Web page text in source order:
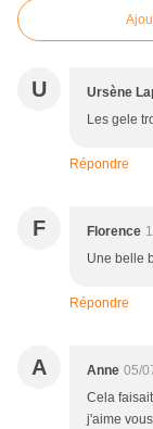
U Ursène
Les gele
Répondre
F Florence
Une belle
Répondre
A Anne 05/
Cela
j'aime